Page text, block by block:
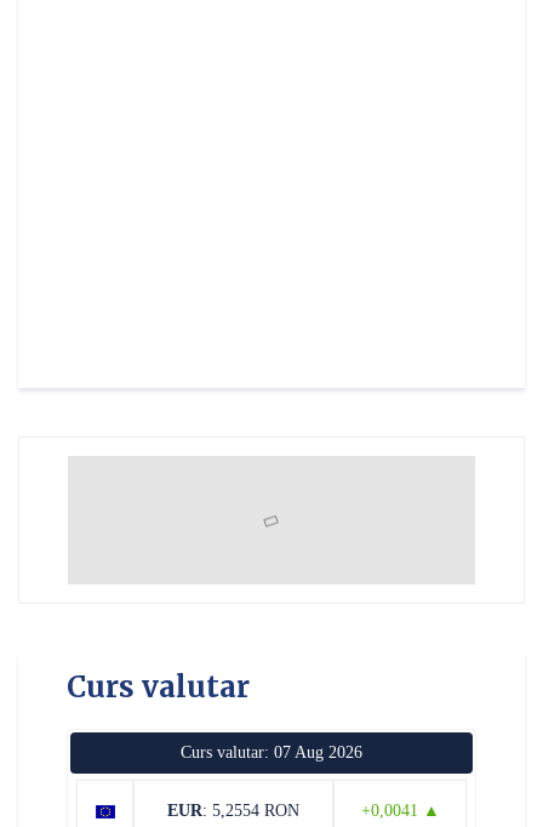
Curs valutar
Curs valutar: 07 Aug 2026
EUR: 5,2554 RON +0,0041 ▲